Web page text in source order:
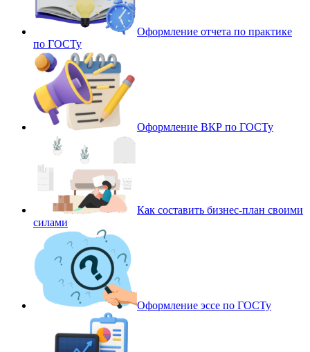
Оформление отчета по практике
по ГОСТу
Оформление ВКР по ГОСТу
Как составить бизнес-план своими
силами
Оформление эссе по ГОСТу